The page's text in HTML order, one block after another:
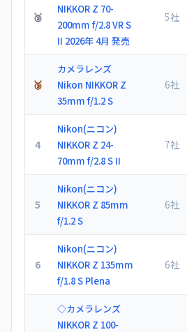
🥈
NIKKOR Z 70-
200mm f/2.8 VR S
II 2026年 4月 発売
5社
🥉
カメラレンズ
Nikon NIKKOR Z
35mm f/1.2 S
6社
4
Nikon(ニコン)
NIKKOR Z 24-
70mm f/2.8 S II
7社
5
Nikon(ニコン)
NIKKOR Z 85mm
f/1.2 S
6社
6
Nikon(ニコン)
NIKKOR Z 135mm
f/1.8 S Plena
6社
◇カメラレンズ
NIKKOR Z 100-